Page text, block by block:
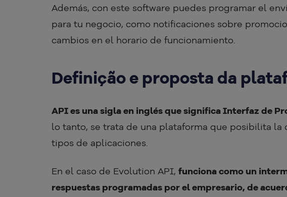
Además, con este software puedes programar el
para tu negocio, como notificaciones sobre
cambios en el horario de funcionamiento.
Definição e proposta da
API es una sigla en inglés que significa Interfaz de
lo tanto, se trata de una plataforma que posibilita
tipos de aplicaciones.
En el caso de Evolution API, funciona como un
respuestas programadas por el empresario, de